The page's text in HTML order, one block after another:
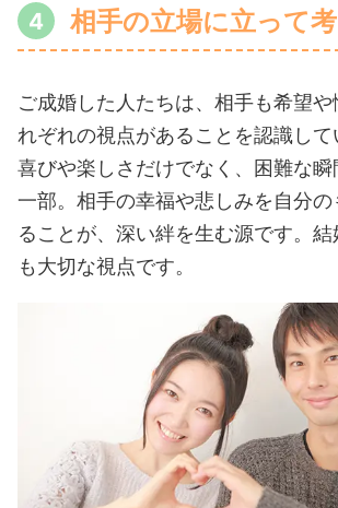
相手の立場に立って考
ご成婚した人たちは、相手も希望
れぞれの視点があることを認識し
喜びや楽しさだけでなく、困難な
一部。相手の幸福や悲しみを自分の
ることが、深い絆を生む源です。
も大切な視点です。